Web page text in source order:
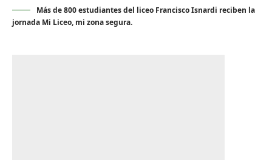
Más de 800 estudiantes del liceo Francisco Isnardi reciben la
jornada Mi Liceo, mi zona segura.